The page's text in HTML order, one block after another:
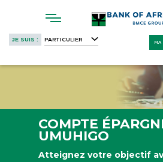
main
content
JE SUIS : PARTICULIER MA
COMPTE
UMUHIGO
Atteignez votre objectif